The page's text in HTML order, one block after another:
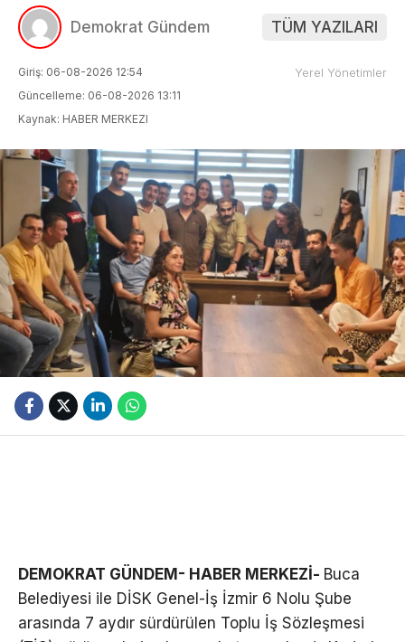
Demokrat Gündem TÜM YAZILARI
Giriş: 06-08-2026 12:54
Güncelleme: 06-08-2026 13:11
Kaynak: HABER MERKEZI
Yerel Yönetimler
DEMOKRAT GÜNDEM- HABER MERKEZİ- Buca
Belediyesi ile DİSK Genel-İş İzmir 6 Nolu Şube
arasında 7 aydır sürdürülen Toplu İş Sözleşmesi